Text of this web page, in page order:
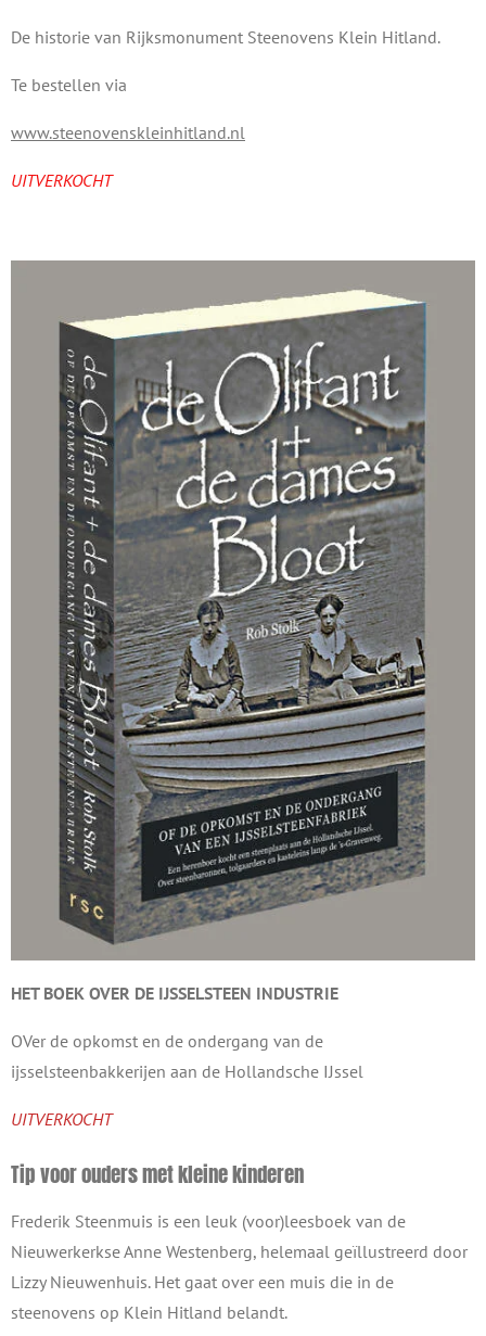
De historie van Rijksmonument Steenovens Klein Hitland.
Te bestellen via
www.steenovenskleinhitland.nl
UITVERKOCHT
HET BOEK OVER DE IJSSELSTEEN INDUSTRIE
OVer de opkomst en de ondergang van de
ijsselsteenbakkerijen aan de Hollandsche IJssel
UITVERKOCHT
Tip voor ouders met kleine kinderen
Frederik Steenmuis is een leuk (voor)leesboek van de
Nieuwerkerkse Anne Westenberg, helemaal geïllustreerd door
Lizzy Nieuwenhuis. Het gaat over een muis die in de
steenovens op Klein Hitland belandt.